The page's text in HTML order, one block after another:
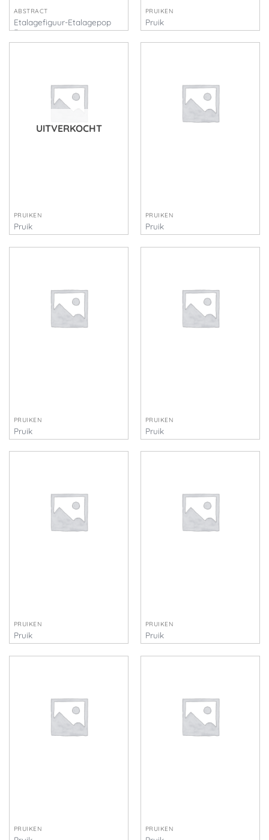
ABSTRACT
Etalagefiguur-Etalagepop
Ringo
€435,00
PRUIKEN
Pruik
€55,00
UITVERKOCHT
PRUIKEN
Pruik
€55,00
PRUIKEN
Pruik
€45,00
PRUIKEN
Pruik
€35,00
PRUIKEN
Pruik
€45,00
PRUIKEN
Pruik
€55,00
PRUIKEN
Pruik
€55,00
PRUIKEN PRUIKEN